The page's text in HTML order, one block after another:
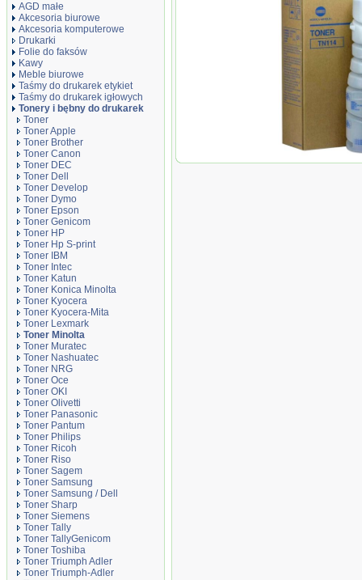
AGD małe
Akcesoria biurowe
Akcesoria komputerowe
Drukarki
Folie do faksów
Kawy
Meble biurowe
Taśmy do drukarek etykiet
Taśmy do drukarek igłowych
Tonery i bębny do drukarek
Toner
Toner Apple
Toner Brother
Toner Canon
Toner DEC
Toner Dell
Toner Develop
Toner Dymo
Toner Epson
Toner Genicom
Toner HP
Toner Hp S-print
Toner IBM
Toner Intec
Toner Katun
Toner Konica Minolta
Toner Kyocera
Toner Kyocera-Mita
Toner Lexmark
Toner Minolta
Toner Muratec
Toner Nashuatec
Toner NRG
Toner Oce
Toner OKI
Toner Olivetti
Toner Panasonic
Toner Pantum
Toner Philips
Toner Ricoh
Toner Riso
Toner Sagem
Toner Samsung
Toner Samsung / Dell
Toner Sharp
Toner Siemens
Toner Tally
Toner TallyGenicom
Toner Toshiba
Toner Triumph Adler
Toner Triumph-Adler
Oryginał Toner